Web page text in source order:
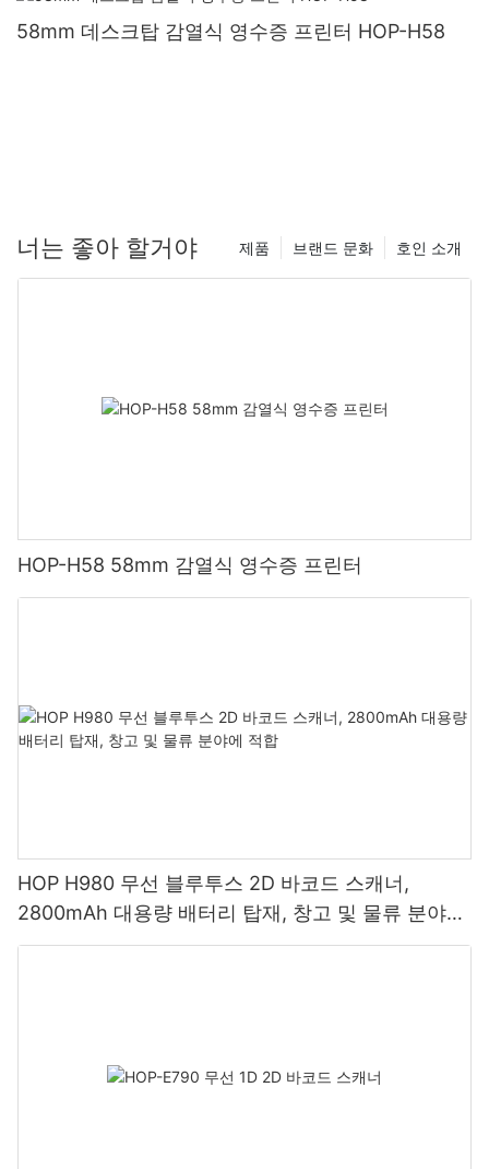
58mm 데스크탑 감열식 영수증 프린터 HOP-H58
너는 좋아 할거야 호인 소개
브랜드 문화
제품
HOP-H58 58mm 감열식 영수증 프린터
HOP H980 무선 블루투스 2D 바코드 스캐너,
2800mAh 대용량 배터리 탑재, 창고 및 물류 분야에
적합